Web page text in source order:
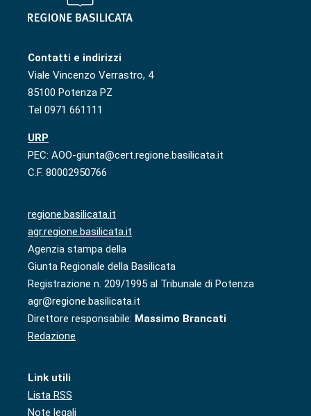
Contatti e indirizzi
Viale Vincenzo Verrastro, 4
85100 Potenza PZ
Tel 0971 661111
URP
PEC: AOO-giunta@cert.regione.basilicata.it
C.F. 80002950766
regione.basilicata.it
agr.regione.basilicata.it
Agenzia stampa della
Giunta Regionale della Basilicata
Registrazione n. 209/1995 al Tribunale di Potenza
agr@regione.basilicata.it
Direttore responsabile: Massimo Brancati
Redazione
Link utili
Lista RSS
Note legali